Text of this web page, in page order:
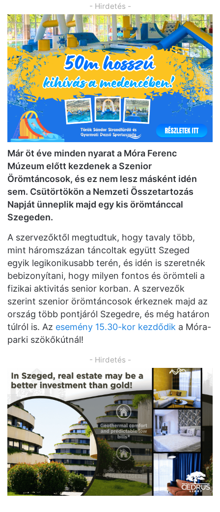
- Hirdetés -
Már öt éve minden nyarat a Móra Ferenc
Múzeum előtt kezdenek a Szenior
Örömtáncosok, és ez nem lesz másként idén
sem. Csütörtökön a Nemzeti Összetartozás
Napját ünneplik majd egy kis örömtánccal
Szegeden.
A szervezőktől megtudtuk, hogy tavaly több,
mint háromszázan táncoltak együtt Szeged
egyik legikonikusabb terén, és idén is szeretnék
bebizonyítani, hogy milyen fontos és örömteli a
fizikai aktivitás senior korban. A szervezők
szerint szenior örömtáncosok érkeznek majd az
ország több pontjáról Szegedre, és még határon
túlról is. Az esemény 15.30-kor kezdődik a Móra-
parki szökőkútnál!
- Hirdetés -